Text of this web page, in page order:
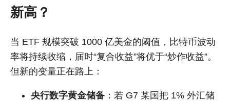
新高？
当 ETF 规模突破 1000 亿美金的阈值，比特币波动
率将持续收缩，届时“复合收益”将优于“炒作收益”。
但新的变量正在路上：
央行数字黄金储备 ：若 G7 某国把 1% 外汇储